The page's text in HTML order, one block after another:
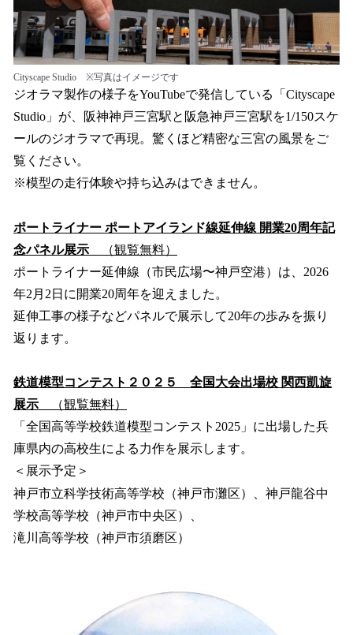
Cityscape Studio ※写真はイメージです
ジオラマ製作の様子をYouTubeで発信している「Cityscape
Studio」が、阪神神戸三宮駅と阪急神戸三宮駅を1/150スケ
ールのジオラマで再現。驚くほど精密な三宮の風景をご
覧ください。
※模型の走行体験や持ち込みはできません。
ポートライナー ポートアイランド線延伸線 開業20周年記
念パネル展示
（観覧無料）
ポートライナー延伸線（市民広場〜神戸空港）は、2026
年2月2日に開業20周年を迎えました。
延伸工事の様子などパネルで展示して20年の歩みを振り
返ります。
鉄道模型コンテスト２０２５ 全国大会出場校 関西凱旋
展示
（観覧無料）
「全国高等学校鉄道模型コンテスト2025」に出場した兵
庫県内の高校生による力作を展示します。
＜展示予定＞
神戸市立科学技術高等学校（神戸市灘区）、神戸龍谷中
学校高等学校（神戸市中央区）、
滝川高等学校（神戸市須磨区）